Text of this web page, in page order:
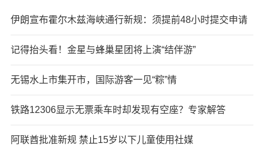
伊朗宣布霍尔木兹海峡通行新规：须提前48小时提交申请
记得抬头看！金星与蜂巢星团将上演“结伴游”
无锡水上市集开市，国际游客一见“粽”情
铁路12306显示无票乘车时却发现有空座？专家解答
阿联酋批准新规 禁止15岁以下儿童使用社媒